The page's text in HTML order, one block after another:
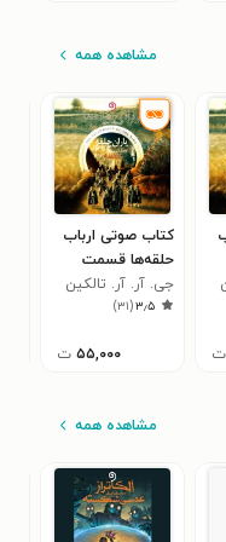
مشاهده همه
ت
کتاب صوتی ارباب
حلقه‌ها قسمت
مقدمه
جی. آر. آر. تالکین
۳٫۵(۳۱)
۵۵,۰۰۰ ت
مشاهده همه